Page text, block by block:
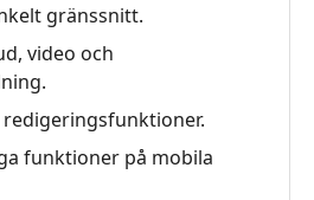
gränssnitt.
video och
funktioner på mobila